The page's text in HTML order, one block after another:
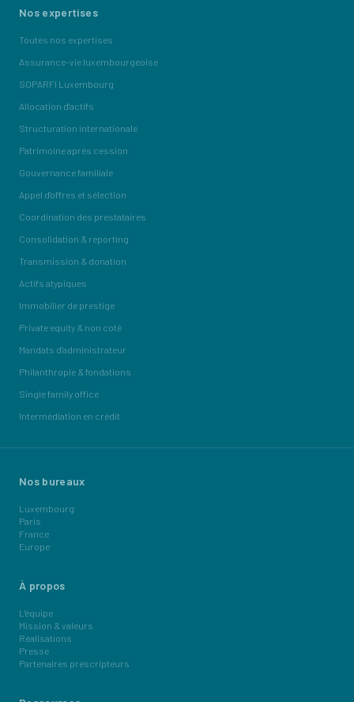
Nos expertises
Toutes nos expertises
Assurance-vie luxembourgeoise
SOPARFI Luxembourg
Allocation d'actifs
Structuration internationale
Patrimoine après cession
Gouvernance familiale
Appel d'offres et sélection
Coordination des prestataires
Consolidation & reporting
Transmission & donation
Actifs atypiques
Immobilier de prestige
Private equity & non coté
Mandats d'administrateur
Philanthropie & fondations
Single family office
Intermédiation en crédit
Nos bureaux
Luxembourg
Paris
France
Europe
À propos
L'équipe
Mission & valeurs
Réalisations
Presse
Partenaires prescripteurs